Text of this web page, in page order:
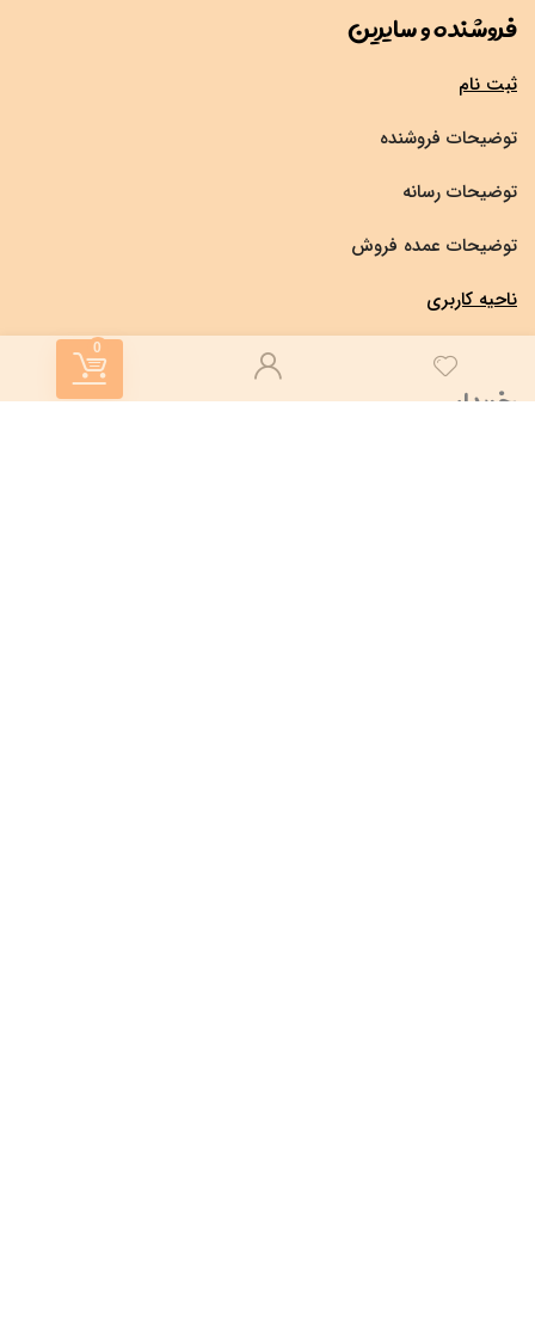
0
فروشنده و سایرین
ثبت نام
توضیحات فروشنده
توضیحات رسانه
توضیحات عمده فروش
ناحیه کاربری
خریدار